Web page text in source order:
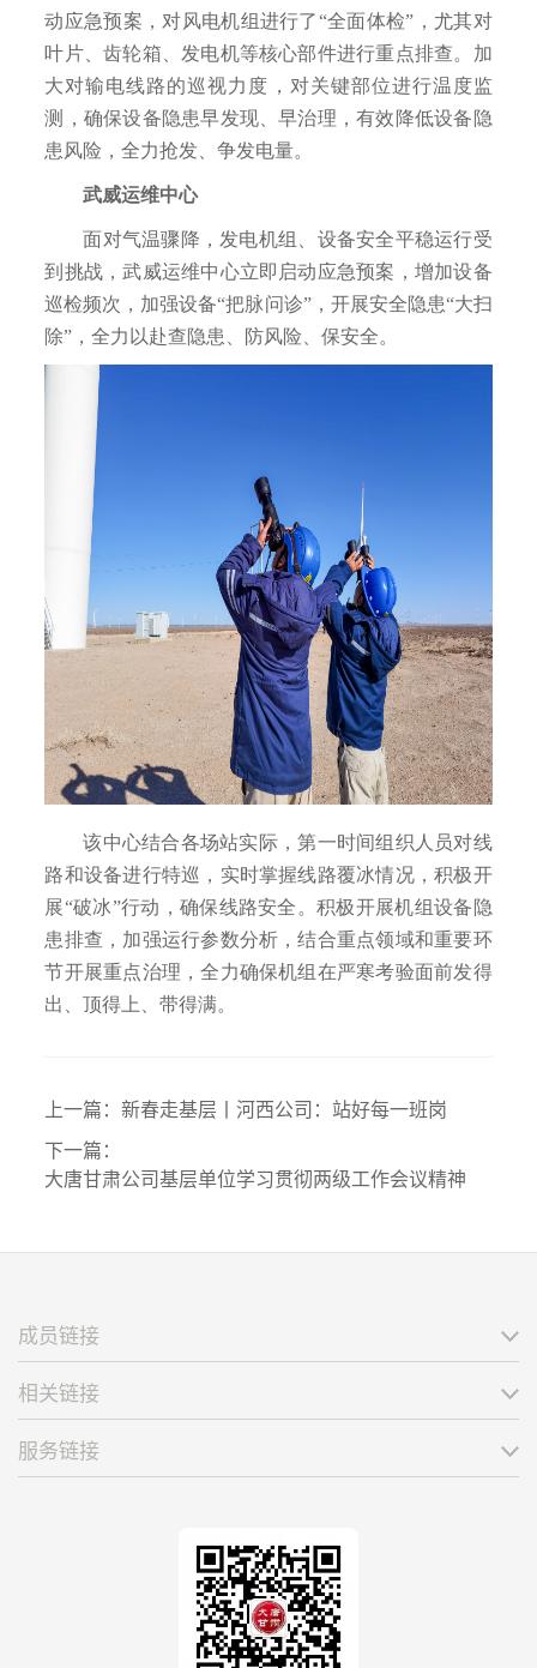
动应急预案，对风电机组进行了“全面体检”，尤其对
叶片、齿轮箱、发电机等核心部件进行重点排查。加
大对输电线路的巡视力度，对关键部位进行温度监
测，确保设备隐患早发现、早治理，有效降低设备隐
患风险，全力抢发、争发电量。
武威运维中心
面对气温骤降，发电机组、设备安全平稳运行受
到挑战，武威运维中心立即启动应急预案，增加设备
巡检频次，加强设备“把脉问诊”，开展安全隐患“大扫
除”，全力以赴查隐患、防风险、保安全。
该中心结合各场站实际，第一时间组织人员对线
路和设备进行特巡，实时掌握线路覆冰情况，积极开
展“破冰”行动，确保线路安全。积极开展机组设备隐
患排查，加强运行参数分析，结合重点领域和重要环
节开展重点治理，全力确保机组在严寒考验面前发得
出、顶得上、带得满。
上一篇：新春走基层丨河西公司：站好每一班岗
下一篇：
大唐甘肃公司基层单位学习贯彻两级工作会议精神
成员链接
相关链接
服务链接